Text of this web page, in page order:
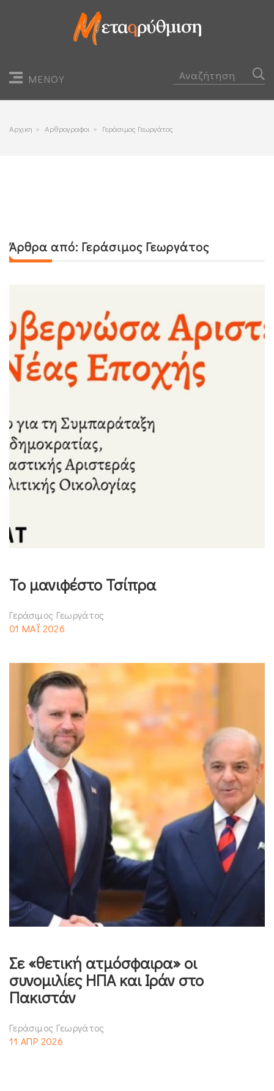
ΜΕΝΟΥ
Αρχικη > Αρθρογραφοι > Γεράσιμος Γεωργάτος
Άρθρα από: Γεράσιμος Γεωργάτος
Το μανιφέστο Τσίπρα
Γεράσιμος Γεωργάτος
01 ΜΑΪ 2026
Σε «θετική ατμόσφαιρα» οι
συνομιλίες ΗΠΑ και Ιράν στο
Πακιστάν
Γεράσιμος Γεωργάτος
11 ΑΠΡ 2026